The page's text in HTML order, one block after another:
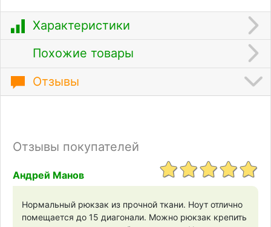
Характеристики
Похожие товары
Отзывы
Отзывы покупателей
Андрей Манов
Нормальный рюкзак из прочной ткани. Ноут отлично
помещается до 15 диагонали. Можно рюкзак крепить